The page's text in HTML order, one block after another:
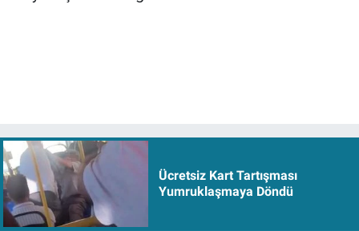
Ücretsiz Kart Tartışması
Yumruklaşmaya Döndü